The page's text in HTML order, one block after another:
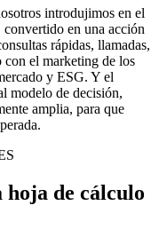
introdujimos en el
en una acción
rápidas, llamadas,
con el marketing de los
y ESG. Y el
modelo de decisión,
amplia, para que
de cálculo